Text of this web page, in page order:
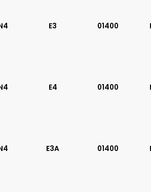
E3 01400
E4 01400
E3A 01400